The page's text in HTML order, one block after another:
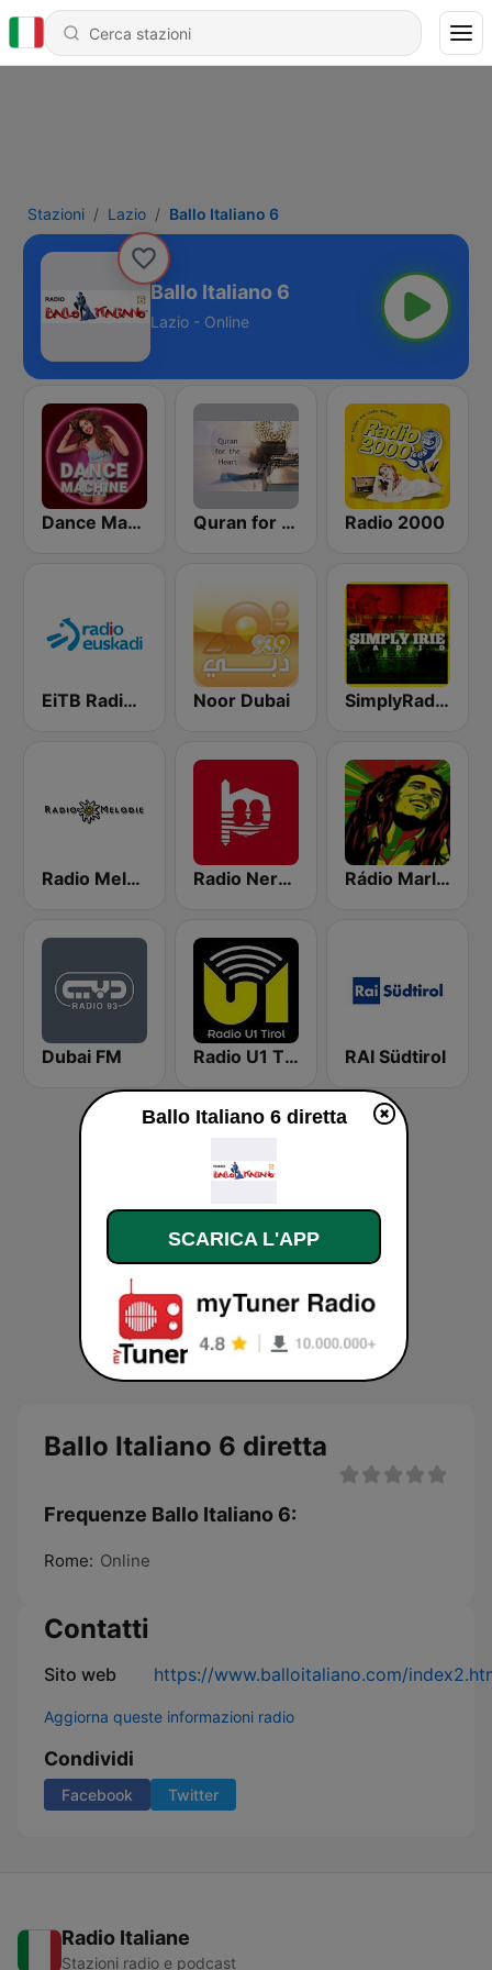
Stazioni Lazio Ballo Italiano 6
Ballo Italiano 6
Lazio - Online
Dance Machine Quran for the Heart القرآن للقلب Radio 2000
EiTB Radio Euskadi Noor Dubai SimplyRadio.com Simply Irie Radio The Sounds of Kingston
Radio Melodie Radio Nervion Rádio Marley
Dubai FM Radio U1 Tirol RAI Südtirol
Ballo Italiano 6 diretta
Frequenze Ballo Italiano 6:
Rome: Online
Contatti
Sito web https://www.balloitaliano.com/
Aggiorna queste informazioni radio
Condividi
Facebook Twitter
Radio Italiane
Stazioni radio e podcast
Ballo Italiano 6 diretta
SCARICA L'APP